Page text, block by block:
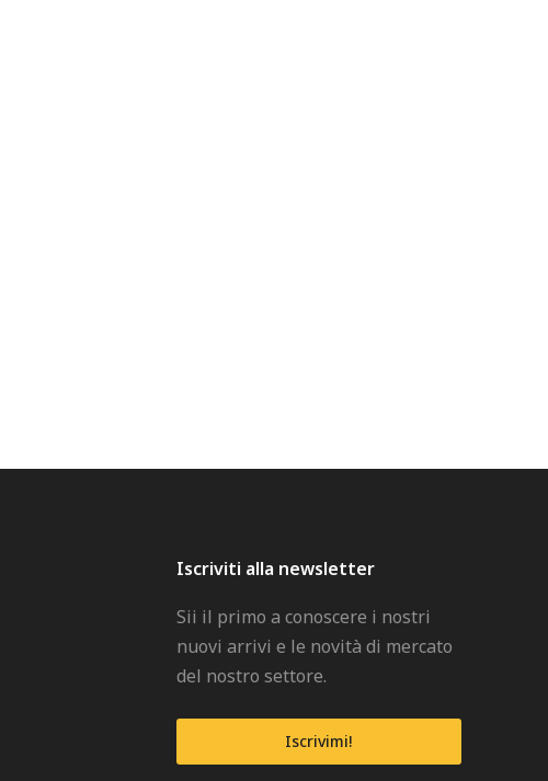
Iscriviti alla newsletter
Sii il primo a conoscere i nostri
nuovi arrivi e le novità di mercato
del nostro settore.
Iscrivimi!